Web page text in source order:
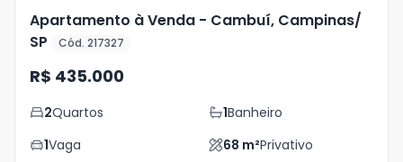
Apartamento à Venda - Cambuí, Campinas/
SP
Cód. 217327
R$ 435.000
2Quartos 1Banheiro
1Vaga 68 m²Privativo